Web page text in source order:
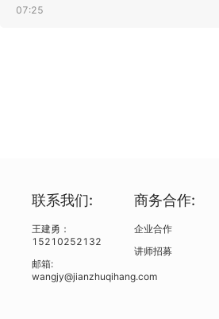
07:25
联系我们:
王建勇：
15210252132
邮箱:
wangjy@jianzhuqihang.com
商务合作:
企业合作
讲师招募